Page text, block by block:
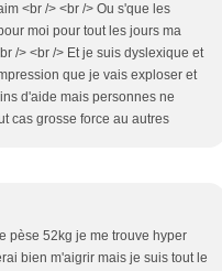
<br /> <br /> Ou s'que les
moi pour tout les jours ma
/> <br /> Et je suis dyslexique et
que je vais exploser et
d'aide mais personnes ne
cas grosse force au autres
pèse 52kg je me trouve hyper
bien m'aigrir mais je suis tout le